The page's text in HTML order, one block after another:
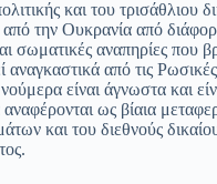
και του τρισάθλιου
την Ουκρανία από
αναπηρίες που
από τις
είναι άγνωστα και
ως βίαια
και του διεθνούς